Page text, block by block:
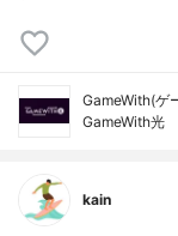
GameWith(ゲ
GameWith光
kain